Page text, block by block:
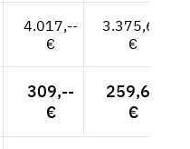
4.017,--
€
3.375,63
€
309,--
€
259,66
€